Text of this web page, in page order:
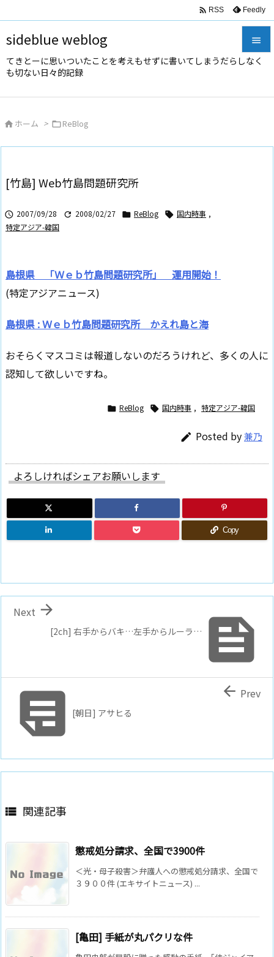
sideblue weblog
てきとーに思いついたことを考えもせずに書いてしまうだらしなく
も切ない日々的記録



 RSS Feedly
 ホーム > ReBlog
[竹島] Web竹島問題研究所
 2007/09/28  2008/02/27  ReBlog  国内時事 ,
特定アジア-韓国
島根県 「Ｗｅｂ竹島問題研究所」 運用開始！
(特定アジアニュース)
島根県 : Ｗｅｂ竹島問題研究所 かえれ島と海
おそらくマスコミは報道しないのだろうけれど、多くの人に
認知して欲しいですね。
 ReBlog  国内時事 , 特定アジア-韓国
 Posted by兼乃
よろしければシェアお願いします
Copy

[2ch] 右手からバキ…左手からルーラ…

Next
[朝日] アサヒる
 Prev
 関連記事
懲戒処分請求、全国で3900件
＜光・母子殺害＞弁護人への懲戒処分請求、全国で
３９００件 (エキサイトニュース) ...
[亀田] 手紙が丸パクリな件